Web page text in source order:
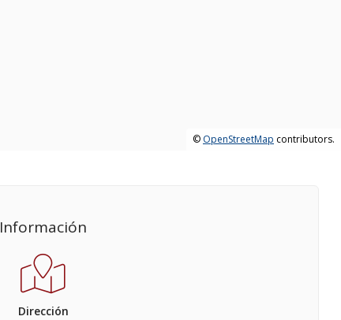
© OpenStreetMap contributors.
Información
Dirección